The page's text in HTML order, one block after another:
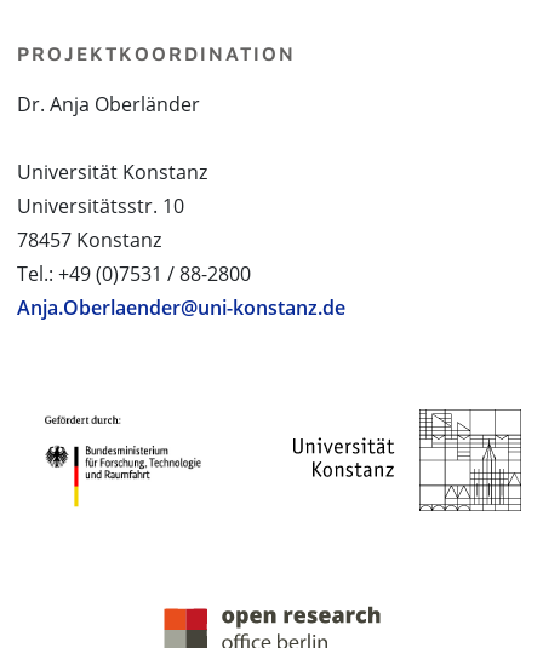
PROJEKTKOORDINATION
Dr. Anja Oberländer
Universität Konstanz
Universitätsstr. 10
78457 Konstanz
Tel.: +49 (0)7531 / 88-2800
Anja.Oberlaender@uni-konstanz.de